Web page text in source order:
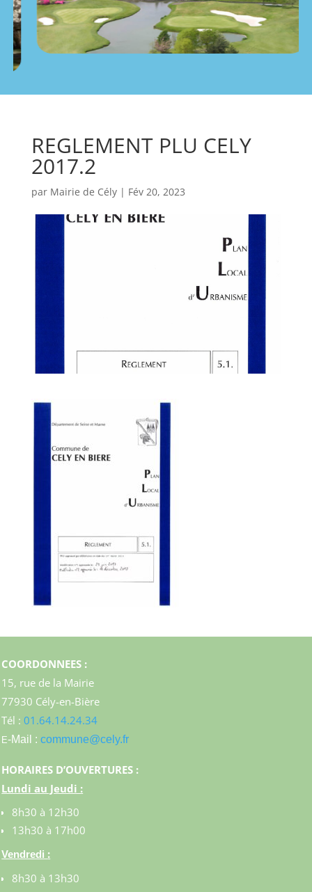
REGLEMENT PLU CELY
2017.2
par Mairie de Cély| Fév 20, 2023
COORDONNEES :
15, rue de la Mairie
77930 Cély-en-Bière
Tél :01.64.14.24.34
E-Mail :commune@cely.fr
HORAIRES D’OUVERTURES :
Lundi au Jeudi :
8h30 à 12h30
13h30 à 17h00
Vendredi :
8h30 à 13h30